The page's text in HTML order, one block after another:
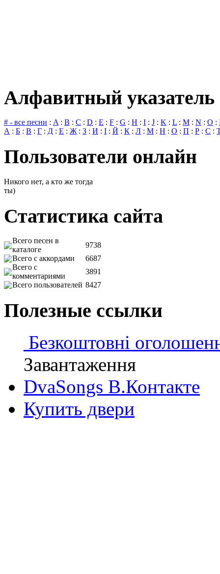
Алфавитный указатель
# - все песни : A: B : C : D : E : F : G : H : I : J : K : L : M : N : O :
А : Б : В : Г : Д : Е : Ж: З : И : І : Й : К : Л : М : Н : О : П : Р : С :
Пользователи онлайн
Никого нет, а кто же тогда
ты)
Статистика сайта
Всего песен в
каталоге
9738
Всего с аккордами
6687
Всего с
комментариями
3891
Всего пользователей 8427
Полезные ссылки
Безкоштовні
Завантаження
DvaSongs В.Контакте
Купить двери